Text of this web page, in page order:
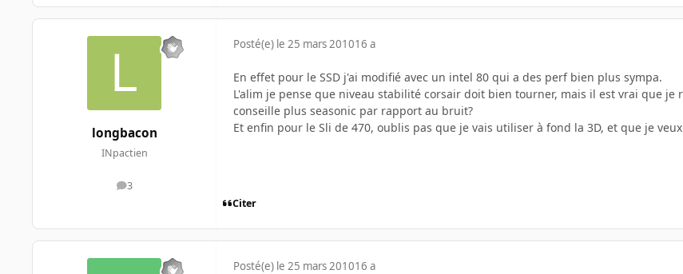
longbacon
INpactien
3
messages
Posté(e) le 25 mars 201016 a
En effet pour le SSD j'ai modifié avec un intel 80 qui a des perf bien plus sympa.
L'alim je pense que niveau stabilité corsair doit bien tourner, mais il est vrai que
conseille plus seasonic par rapport au bruit?
Et enfin pour le Sli de 470, oublis pas que je vais utiliser à fond la 3D, et que je
Citer
Posté(e) le 25 mars 201016 a